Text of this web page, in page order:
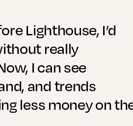
Lighthouse, I’d
really
I can see
and trends
less money on